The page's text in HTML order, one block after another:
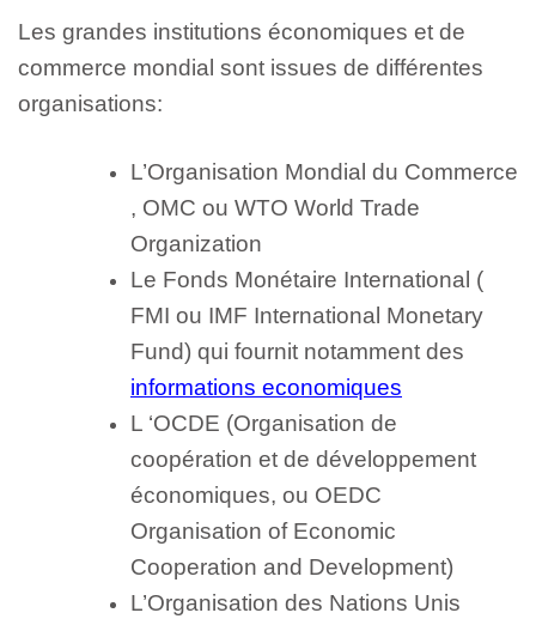
Les grandes institutions économiques et de
commerce mondial sont issues de différentes
organisations:
L’Organisation Mondial du Commerce
, OMC ou WTO World Trade
Organization
Le Fonds Monétaire International (
FMI ou IMF International Monetary
Fund) qui fournit notamment des
informations economiques
L ‘OCDE (Organisation de
coopération et de développement
économiques, ou OEDC
Organisation of Economic
Cooperation and Development)
L’Organisation des Nations Unis